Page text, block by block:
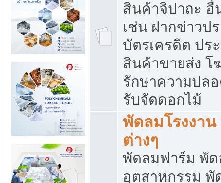
สินค้าจิปาถะ อื่
เช่น ฝากข่าวป
บัตรเครดิต ปร
สินค้าขายส่ง
รักษาความปล
รับจัดดอกไม้
พัดลมโรงงา
ต่างๆ
พัดลมฟาร์ม พัด
อุตสาหกรรม